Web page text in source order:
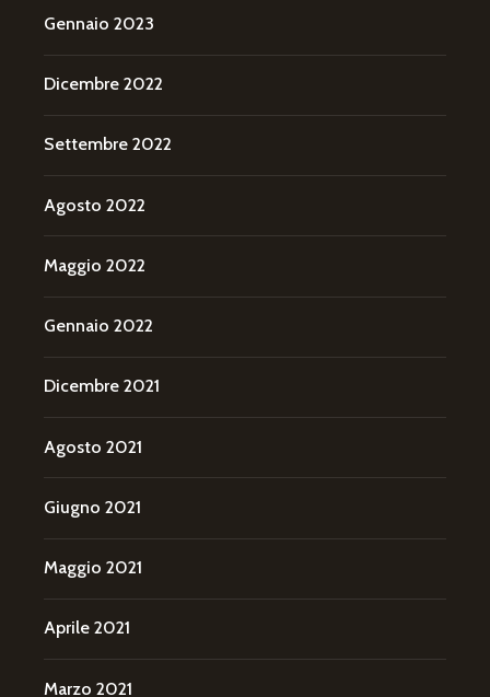
Gennaio 2023
Dicembre 2022
Settembre 2022
Agosto 2022
Maggio 2022
Gennaio 2022
Dicembre 2021
Agosto 2021
Giugno 2021
Maggio 2021
Aprile 2021
Marzo 2021